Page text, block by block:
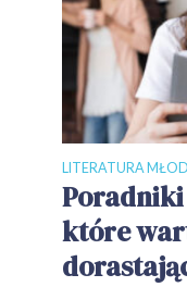
LITERATURA
Poradniki
które